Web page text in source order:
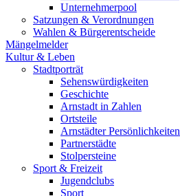
Unternehmerpool
Satzungen & Verordnungen
Wahlen & Bürgerentscheide
Mängelmelder
Kultur & Leben
Stadtporträt
Sehenswürdigkeiten
Geschichte
Arnstadt in Zahlen
Ortsteile
Arnstädter Persönlichkeiten
Partnerstädte
Stolpersteine
Sport & Freizeit
Jugendclubs
Sport